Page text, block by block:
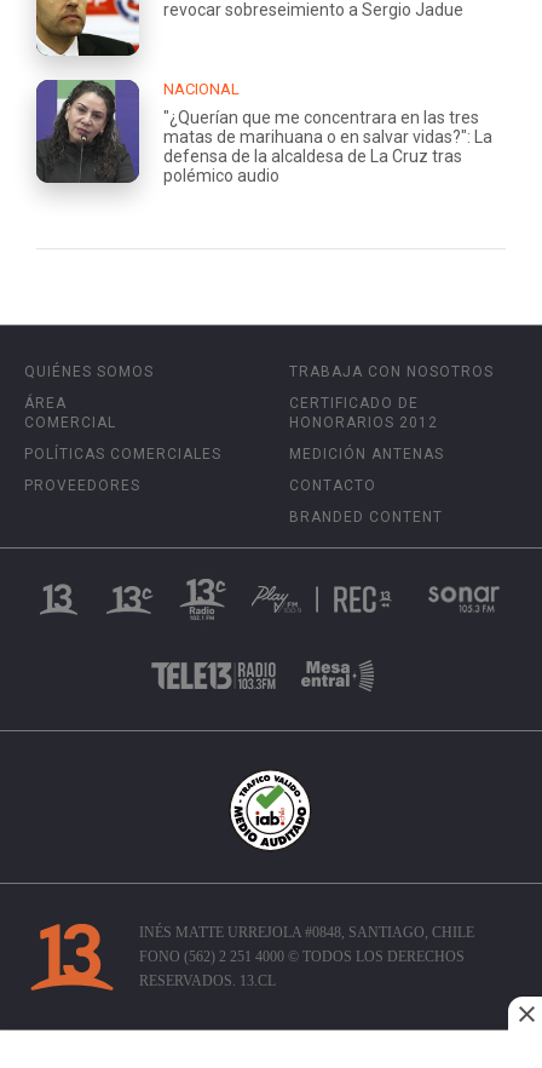
revocar sobreseimiento a Sergio Jadue
NACIONAL
"¿Querían que me concentrara en las tres
matas de marihuana o en salvar vidas?": La
defensa de la alcaldesa de La Cruz tras
polémico audio
QUIÉNES SOMOS
ÁREA
COMERCIAL
POLÍTICAS COMERCIALES
PROVEEDORES
TRABAJA CON NOSOTROS
CERTIFICADO DE
HONORARIOS 2012
MEDICIÓN ANTENAS
CONTACTO
BRANDED CONTENT
INÉS MATTE URREJOLA #0848, SANTIAGO, CHILE
FONO (562) 2 251 4000 © TODOS LOS DERECHOS
RESERVADOS. 13.CL